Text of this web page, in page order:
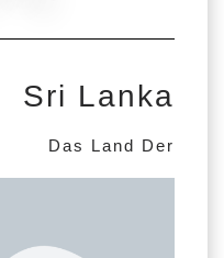
Sri Lanka
Das Land Der